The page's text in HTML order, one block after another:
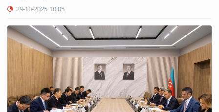
29-10-2025 10:05